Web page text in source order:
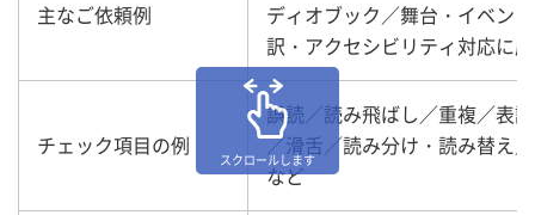
主なご依頼例
ディオブック／舞台・イベン
訳・アクセシビリティ対応に
チェック項目の例
誤読／読み飛ばし／重複／表
／滑舌／読み分け・読み替え
など
スクロールします